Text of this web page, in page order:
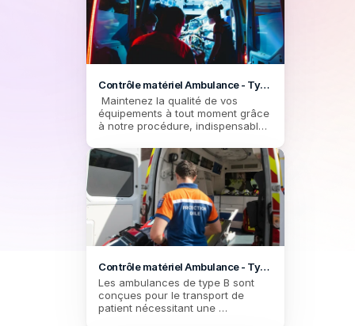
véhicule
Contrôle matériel Ambulance - Type
A
Maintenez la qualité de vos
équipements à tout moment grâce
à notre procédure, indispensable
de la fiabilité de leur équipement.
Contrôle matériel Ambulance - Type
B
Les ambulances de type B sont
conçues pour le transport de
patient nécessitant une